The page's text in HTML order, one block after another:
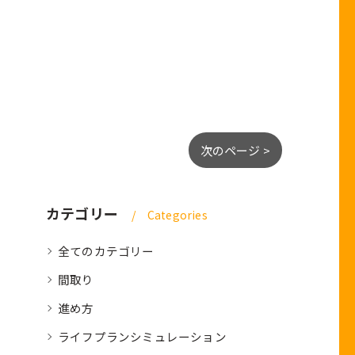
次のページ >
カテゴリー Categories
全てのカテゴリー
間取り
進め方
ライフプランシミュレーション